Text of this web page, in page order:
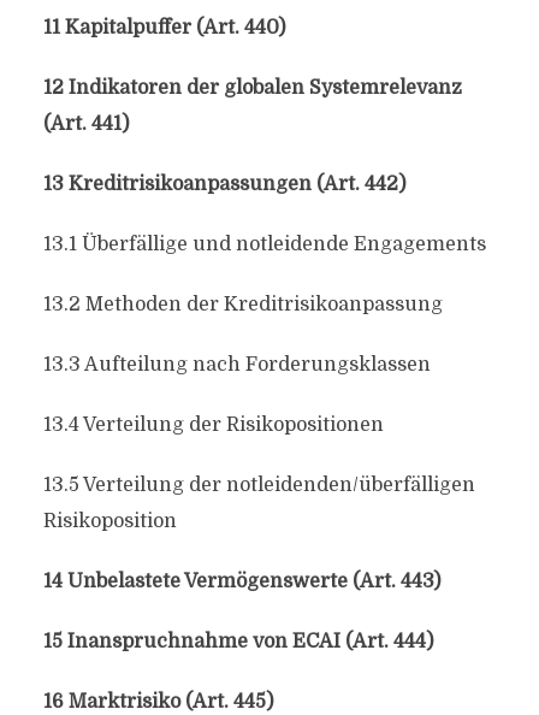
11 Kapitalpuffer (Art. 440)
12 Indikatoren der globalen Systemrelevanz
(Art. 441)
13 Kreditrisikoanpassungen (Art. 442)
13.1 Überfällige und notleidende Engagements
13.2 Methoden der Kreditrisikoanpassung
13.3 Aufteilung nach Forderungsklassen
13.4 Verteilung der Risikopositionen
13.5 Verteilung der notleidenden/überfälligen
Risikoposition
14 Unbelastete Vermögenswerte (Art. 443)
15 Inanspruchnahme von ECAI (Art. 444)
16 Marktrisiko (Art. 445)